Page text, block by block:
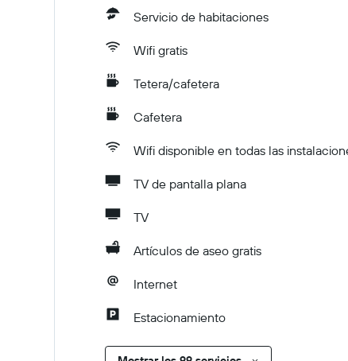
Servicio de habitaciones
Wifi gratis
Tetera/cafetera
Cafetera
Wifi disponible en todas las
TV de pantalla plana
TV
Artículos de aseo gratis
Internet
Estacionamiento